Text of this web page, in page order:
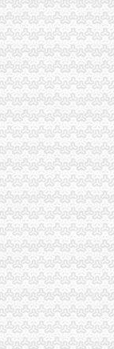
活动见实效
营行为
场
纳税人
势
律
事故抢险救灾工作
活动”一般纳税人认定
漏灾后市场繁荣稳定
册流程场管理
度
班开班
准活动引向深入
岗位大练活动
注册建设
安全管理取得成效
商标发展况